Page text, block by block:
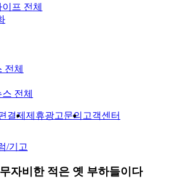
프 전체
전체
전체
결제 제휴광고문의 고객센터
/기고
자비한 적은 옛 부하들이다